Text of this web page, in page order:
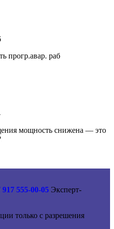
прогр.авар. раб
мощность снижена — это
917 555-00-05 Эксперт-
только с разрешения